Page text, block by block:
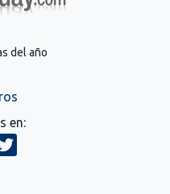
del año
en: